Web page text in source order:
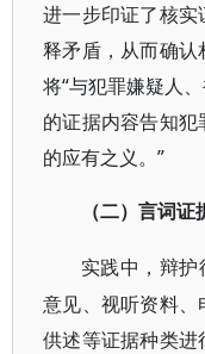
进一步印证了核
释矛盾，从而确
将“与犯罪嫌疑人
的证据内容告知
的应有之义。”
（二）言词
实践中，辩护
意见、视听资料
供述等证据种类